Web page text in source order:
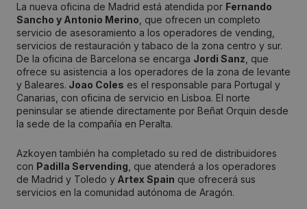
La nueva oficina de Madrid está atendida por Fernando
Sancho y Antonio Merino , que ofrecen un completo
servicio de asesoramiento a los operadores de vending,
servicios de restauración y tabaco de la zona centro y sur.
De la oficina de Barcelona se encarga Jordi Sanz , que
ofrece su asistencia a los operadores de la zona de levante
y Baleares. Joao Coles es el responsable para Portugal y
Canarias, con oficina de servicio en Lisboa. El norte
peninsular se atiende directamente por Beñat Orquin desde
la sede de la compañía en Peralta.
Azkoyen también ha completado su red de distribuidores
con Padilla Servending , que atenderá a los operadores
de Madrid y Toledo y Artex Spain que ofrecerá sus
servicios en la comunidad autónoma de Aragón.